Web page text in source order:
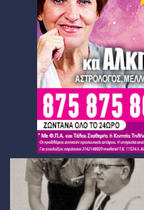
Εναλλακτικές Θεραπείες
Μαθήματα Αστρολογίας
Ταρώ, Μεταφυσική, κ.α.
Πλανητική Ενημέρωση (αρχείο)